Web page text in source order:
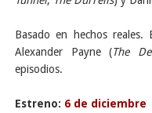
Basado en hechos
Alexander Payne (The
episodios.
Estreno: 6 de diciembre